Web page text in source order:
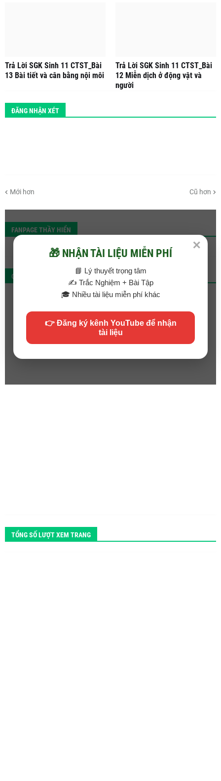
Trả Lời SGK Sinh 11 CTST_Bài
13 Bài tiết và cân bằng nội môi
Trả Lời SGK Sinh 11 CTST_Bài
12 Miễn dịch ở động vật và
người
ĐĂNG NHẬN XÉT
Mới hơn Cũ hơn
✕
🎁 NHẬN TÀI LIỆU MIỄN PHÍ
📘 Lý thuyết trọng tâm
✍️ Trắc Nghiệm + Bài Tập
🎓 Nhiều tài liệu miễn phí khác
👉 Đăng ký kênh YouTube để nhận
tài liệu
FANPAGE THẦY HIỂN
QC
TỔNG SỐ LƯỢT XEM TRANG